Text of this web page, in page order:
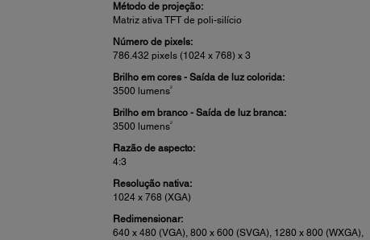
Método de projeção:
Matriz ativa TFT de poli-silício
Número de pixels:
786.432 pixels (1024 x 768) x 3
Brilho em cores - Saída de luz colorida:
3500 lumens2
Brilho em branco - Saída de luz branca:
3500 lumens2
Razão de aspecto:
4:3
Resolução nativa:
1024 x 768 (XGA)
Redimensionar:
640 x 480 (VGA), 800 x 600 (SVGA), 1280 x 800 (WXGA),